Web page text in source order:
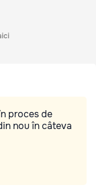
proces de
nou în câteva